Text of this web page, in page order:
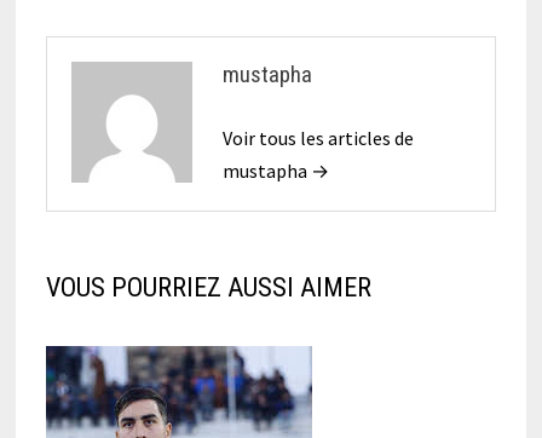
mustapha
Voir tous les articles de
mustapha →
VOUS POURRIEZ AUSSI AIMER